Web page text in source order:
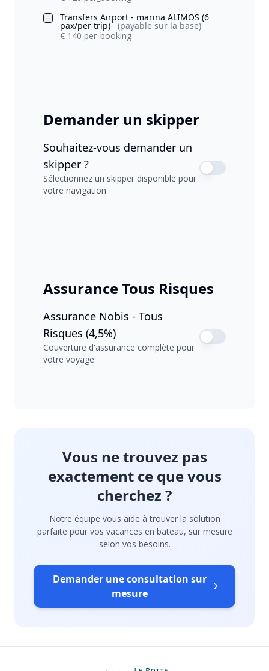
Transfers Airport - marina ALIMOS (6
pax/per trip) (payable sur la base)
€ 140 per_booking
Demander un skipper
Souhaitez-vous demander un
skipper ?
Sélectionnez un skipper disponible pour
votre navigation
Assurance Tous Risques
Assurance Nobis - Tous
Risques (4,5%)
Couverture d'assurance complète pour
votre voyage
Vous ne trouvez pas
exactement ce que vous
cherchez ?
Notre équipe vous aide à trouver la solution
parfaite pour vos vacances en bateau, sur mesure
selon vos besoins.
Demander une consultation sur
mesure